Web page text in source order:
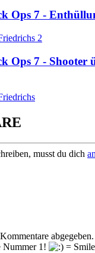
Ops 7 -
2
Ops 7 - Shooter
musst du dich
Nummer 1!